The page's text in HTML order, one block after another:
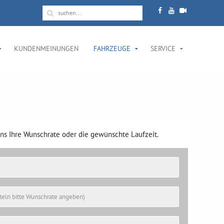
KUNDENMEINUNGEN FAHRZEUGE SERVICE
Ihre Wunschrate oder die gewünschte Laufzeit.